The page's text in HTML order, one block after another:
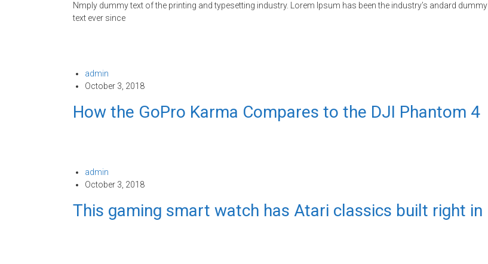
Nmply dummy text of the printing and typesetting industry. Lorem Ipsum has been the industry’s andard dummy
text ever since
admin
October 3, 2018
How the GoPro Karma Compares to the DJI Phantom 4
admin
October 3, 2018
This gaming smart watch has Atari classics built right in